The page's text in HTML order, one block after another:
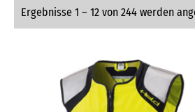
Ergebnisse 1 – 12 von 244 werden